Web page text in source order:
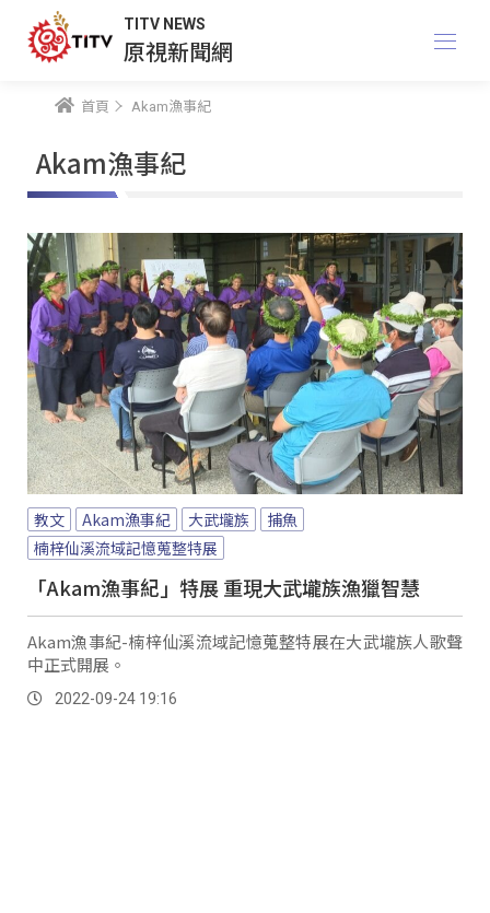
TITV NEWS
原視新聞網
首頁 Akam漁事紀
Akam漁事紀
教文 Akam漁事紀 大武壠族
捕魚
楠梓仙溪流域記憶蒐整特展
「Akam漁事紀」特展 重現大武壠族漁獵智慧
Akam漁事紀-楠梓仙溪流域記憶蒐整特展在大武壠族人歌聲
中正式開展。
2022-09-24 19:16